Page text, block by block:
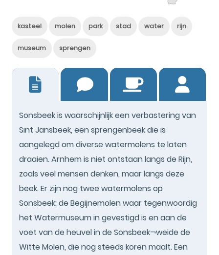
kasteel molen park stad water rijn
museum sprengen
Sonsbeek is waarschijnlijk een verbastering van
Sint Jansbeek, een sprengenbeek die is
aangelegd om diverse watermolens te laten
draaien. Arnhem is niet ontstaan langs de Rijn,
zoals veel mensen denken, maar langs deze
beek. Er zijn nog twee watermolens op
Sonsbeek: de Begijnemolen waar tegenwoordig
het Watermuseum in gevestigd is en aan de
voet van de heuvel in de Sonsbeek¬weide de
Witte Molen, die nog steeds koren maalt. Een